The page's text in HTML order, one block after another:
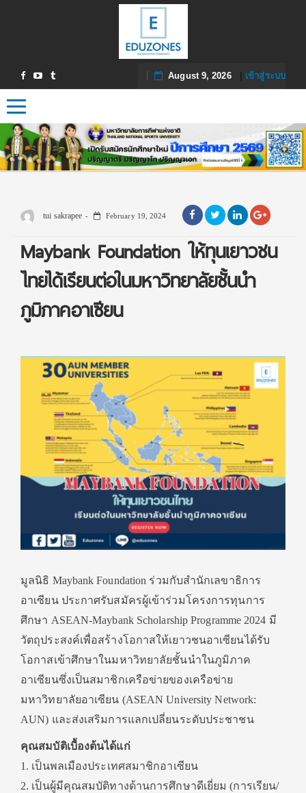
August 9, 2026| เข้าสู่ระบบ
Toggle navigation
tui sakrapee February 19, 2024
Maybank Foundation ให้ทุนเยาวชน
ไทยได้เรียนต่อในมหาวิทยาลัยชั้นนำ
ภูมิภาคอาเซียน
มูลนิธิ Maybank Foundation ร่วมกับสำนักเลขาธิการ
อาเซียน ประกาศรับสมัครผู้เข้าร่วมโครงการทุนการ
ศึกษา ASEAN-Maybank Scholarship Programme 2024 มี
วัตถุประสงค์เพื่อสร้างโอกาสให้เยาวชนอาเซียนได้รับ
โอกาสเข้าศึกษาในมหาวิทยาลัยชั้นนำในภูมิภาค
อาเซียนซึ่งเป็นสมาชิกเครือข่ายของเครือข่าย
มหาวิทยาลัยอาเซียน (ASEAN University Network:
AUN) และส่งเสริมการแลกเปลี่ยนระดับประชาชน
คุณสมบัติเบื้องต้นได้แก่
1. เป็นพลเมืองประเทศสมาชิกอาเซียน
2. เป็นผู้มีคุณสมบัติทางด้านการศึกษาดีเยี่ยม (การเรียน/